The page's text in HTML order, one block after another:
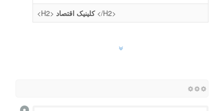
<H2> کلینیک اقتصاد</H2>